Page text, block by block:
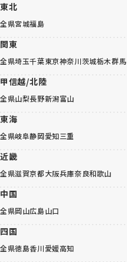
東北
全県宮城福島
関東
全県埼玉千葉東京神奈川茨城栃木群馬
甲信越/北陸
全県山梨長野新潟富山
東海
全県岐阜静岡愛知三重
近畿
全県滋賀京都大阪兵庫奈良和歌山
中国
全県岡山広島山口
四国
全県徳島香川愛媛高知